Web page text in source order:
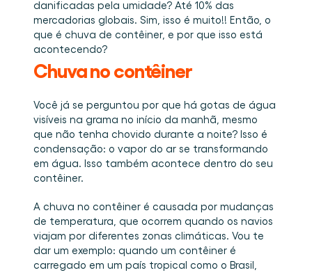
Quem somos
O time que está construindo a camada de
execução que faltava na logística.
Carreiras
movimentação de materiais visível.
Cases de sucesso
com a Cargosnap.
Fale conosco
Tem alguma dúvida? Estamos a uma mensagem
de distância.
Programa de Indicação
isso!
Integrações
Conecte a Cargosnap ao seu stack de tecnologia
atual.
Eventos que participamos e sessões que
organizamos. Online e presencial.
Checklists
Checklists gratuitos para sua operação, prontos
danificadas pela umidade? Até 10% das
mercadorias globais. Sim, isso é muito!! Então, o
que é chuva de contêiner, e por que isso está
acontecendo?
Chuva no contêiner
Você já se perguntou por que há gotas de água
visíveis na grama no início da manhã, mesmo
que não tenha chovido durante a noite? Isso é
condensação: o vapor do ar se transformando
em água. Isso também acontece dentro do seu
contêiner.
A chuva no contêiner é causada por mudanças
de temperatura, que ocorrem quando os navios
viajam por diferentes zonas climáticas. Vou te
dar um exemplo: quando um contêiner é
carregado em um país tropical como o Brasil,